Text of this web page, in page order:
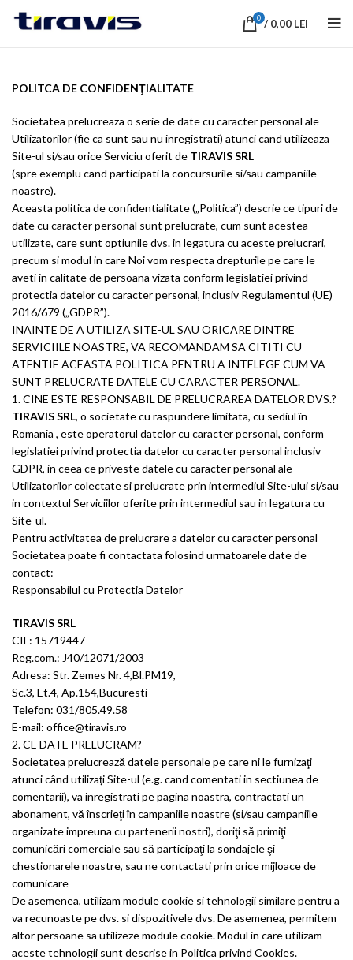
0 / 0,00 LEI
POLITCA DE CONFIDENŢIALITATE
Societatea prelucreaza o serie de date cu caracter personal ale
Utilizatorilor (fie ca sunt sau nu inregistrati) atunci cand utilizeaza
Site-ul si/sau orice Serviciu oferit de TIRAVIS SRL
(spre exemplu cand participati la concursurile si/sau campaniile
noastre).
Aceasta politica de confidentialitate („Politica”) descrie ce tipuri de
date cu caracter personal sunt prelucrate, cum sunt acestea
utilizate, care sunt optiunile dvs. in legatura cu aceste prelucrari,
precum si modul in care Noi vom respecta drepturile pe care le
aveti in calitate de persoana vizata conform legislatiei privind
protectia datelor cu caracter personal, inclusiv Regulamentul (UE)
2016/679 („GDPR”).
INAINTE DE A UTILIZA SITE-UL SAU ORICARE DINTRE
SERVICIILE NOASTRE, VA RECOMANDAM SA CITITI CU
ATENTIE ACEASTA POLITICA PENTRU A INTELEGE CUM VA
SUNT PRELUCRATE DATELE CU CARACTER PERSONAL.
1. CINE ESTE RESPONSABIL DE PRELUCRAREA DATELOR DVS.?
TIRAVIS SRL, o societate cu raspundere limitata, cu sediul în
Romania , este operatorul datelor cu caracter personal, conform
legislatiei privind protectia datelor cu caracter personal inclusiv
GDPR, in ceea ce priveste datele cu caracter personal ale
Utilizatorilor colectate si prelucrate prin intermediul Site-ului si/sau
in contextul Serviciilor oferite prin intermediul sau in legatura cu
Site-ul.
Pentru activitatea de prelucrare a datelor cu caracter personal
Societatea poate fi contactata folosind urmatoarele date de
contact:
Responsabilul cu Protectia Datelor
TIRAVIS SRL
CIF: 15719447
Reg.com.: J40/12071/2003
Adresa: Str. Zemes Nr. 4,Bl.PM19,
Sc.3, Et.4, Ap.154,Bucuresti
Telefon: 031/805.49.58
E-mail: office@tiravis.ro
2. CE DATE PRELUCRAM?
Societatea prelucrează datele personale pe care ni le furnizaţi
atunci când utilizaţi Site-ul (e.g. cand comentati in sectiunea de
comentarii), va inregistrati pe pagina noastra, contractati un
abonament, vă înscrieţi în campaniile noastre (si/sau campaniile
organizate impreuna cu partenerii nostri), doriţi să primiţi
comunicări comerciale sau să participaţi la sondajele şi
chestionarele noastre, sau ne contactati prin orice mijloace de
comunicare
De asemenea, utilizam module cookie si tehnologii similare pentru a
va recunoaste pe dvs. si dispozitivele dvs. De asemenea, permitem
altor persoane sa utilizeze module cookie. Modul in care utilizam
aceste tehnologii sunt descrise in Politica privind Cookies.